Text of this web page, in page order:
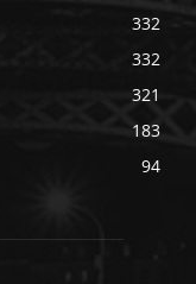
332
332
321
183
94